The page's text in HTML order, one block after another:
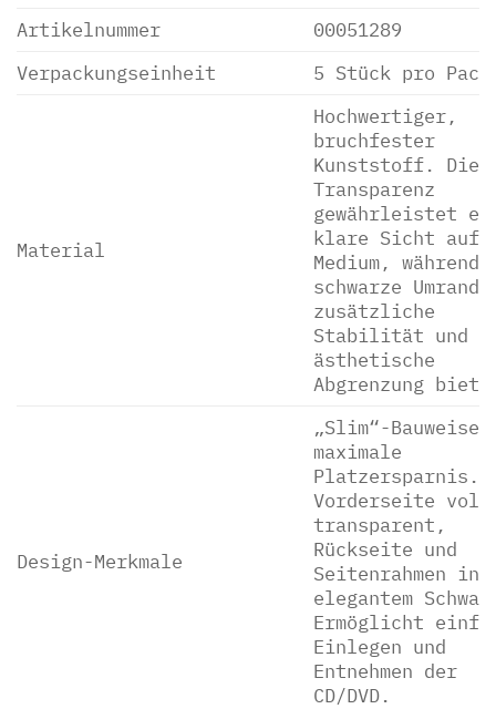
Artikelnummer
00051289
Verpackungseinheit
5 Stück pro
Material
Hochwertiger,
bruchfester
Kunststoff. Die
Transparenz
gewährleistet
klare Sicht auf
Medium, während
schwarze
zusätzliche
Stabilität und
ästhetische
Abgrenzung
Design-Merkmale
„Slim“-Bauweise
maximale
Platzersparnis.
Vorderseite voll
transparent,
Rückseite und
Seitenrahmen in
elegantem
Ermöglicht
Einlegen und
Entnehmen der
CD/DVD.